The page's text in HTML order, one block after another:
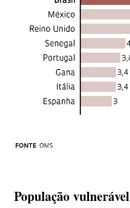
População vulnerável